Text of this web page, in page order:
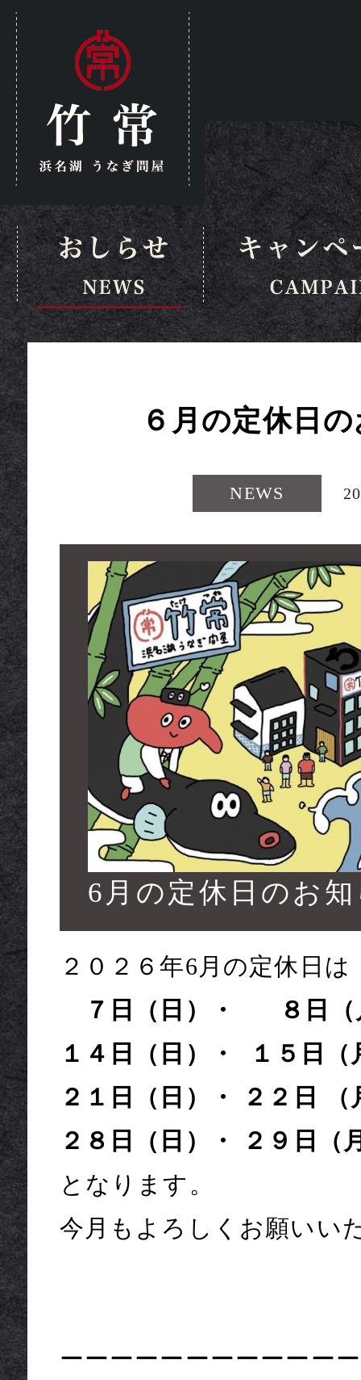
６月の定休日
NEWS
6月の定休日のお
２０２６年6月の定休日は
７ 日（日）・ ８日（
１４日（日）・ １５日（
２１日（日）・ ２２日
２８日（日）・ ２９日（
となります。
今月もよろしくお願いい
ーーーーーーーーーーー
の国産・浜名湖鰻の白焼き販
EAT
CAMPAIN